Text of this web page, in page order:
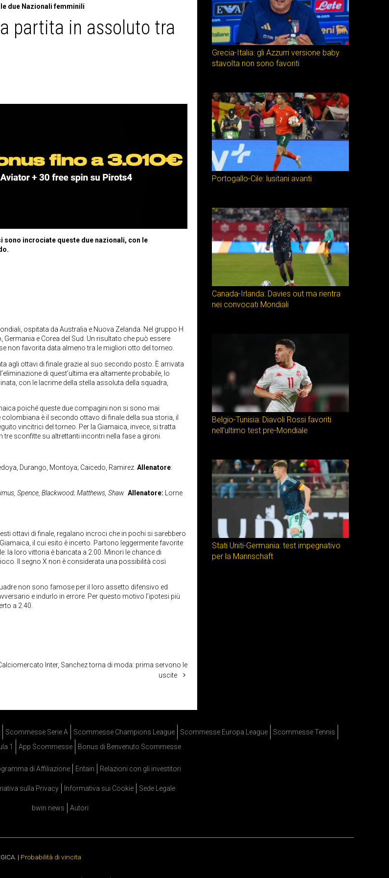
due Nazionali femminili
partita in assoluto tra
sono incrociate queste due nazionali, con le
ospitata da Australia e Nuova Zelanda. Nel gruppo H
e Corea del Sud. Un risultato che può essere
non favorita data almeno tra le migliori otto del torneo.
agli ottavi di finale grazie al suo secondo posto. È arrivata
di quest’ultima era altamente probabile, lo
con le lacrime della stella assoluta della squadra,
poiché queste due compagini non si sono mai
è il secondo ottavo di finale della sua storia, il
vincitrici del torneo. Per la Giamaica, invece, si tratta
sconfitte su altrettanti incontri nella fase a gironi.
Durango, Montoya; Caicedo, Ramirez. Allenatore:
Spence, Blackwood; Matthews, Shaw. Allenatore: Lorne
ottavi di finale, regalano incroci che in pochi si sarebbero
il cui esito è incerto. Partono leggermente favorite
la loro vittoria è bancata a 2.00. Minori le chance di
Il segno X non è considerata una possibilità così
non sono famose per il loro assetto difensivo ed
e indurlo in errore. Per questo motivo l’ipotesi più
a 2.40.
Inter, Sanchez torna di moda: prima servono le
uscite
Grecia-Italia: gli Azzurri versione baby
stavolta non sono favoriti
Portogallo-Cile: lusitani avanti
Canada-Irlanda: Davies out ma rientra
nei convocati Mondiali
Belgio-Tunisia: Diavoli Rossi favoriti
nell’ultimo test pre-Mondiale
Stati Uniti-Germania: test impegnativo
per la Mannschaft
Scommesse Serie A Scommesse Champions League Scommesse Europa League
Scommesse Tennis
1
App Scommesse Bonus di Benvenuto Scommesse
di Affiliazione Entain Relazioni con gli investitori
sulla Privacy Informativa sui Cookie Sede Legale
bwin news Autori
| Probabilità di vincita